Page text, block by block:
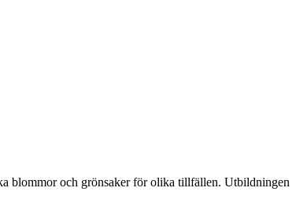
blommor och grönsaker för olika tillfällen. Utbildningen